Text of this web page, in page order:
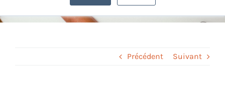
Nos clients
Fortify Précédent Suivant